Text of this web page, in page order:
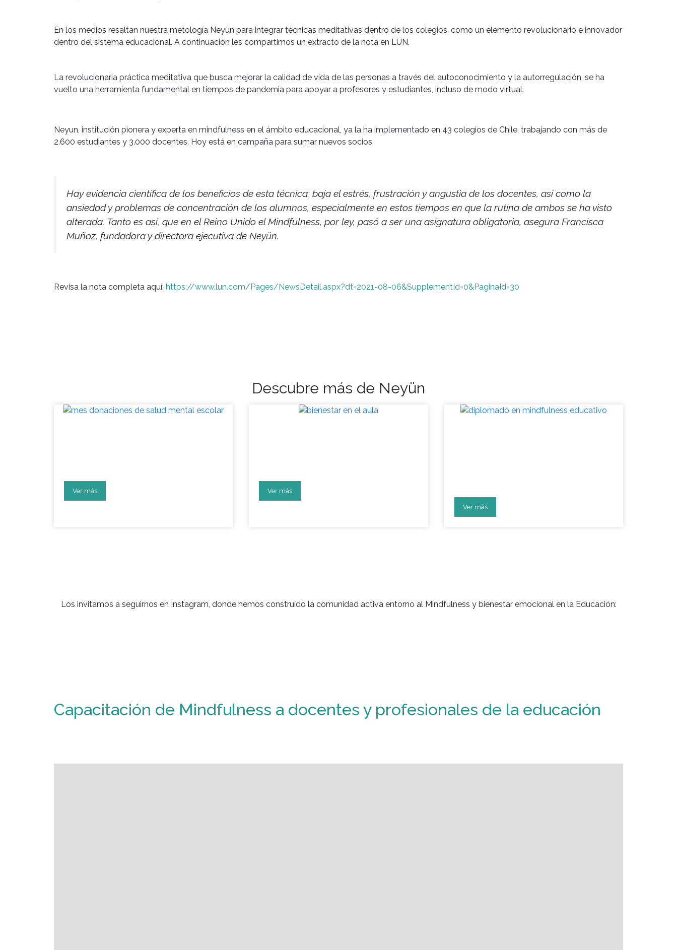
En los medios resaltan nuestra metología Neyün para integrar técnicas meditativas dentro de los colegios, como un elemento revolucionario e innovador
dentro del sistema educacional. A continuación les compartimos un extracto de la nota en LUN.
La revolucionaria práctica meditativa que busca mejorar la calidad de vida de las personas a través del autoconocimiento y la autorregulación, se ha
vuelto una herramienta fundamental en tiempos de pandemia para apoyar a profesores y estudiantes, incluso de modo virtual.
Neyun, institución pionera y experta en mindfulness en el ámbito educacional, ya la ha implementado en 43 colegios de Chile, trabajando con más de
2.600 estudiantes y 3.000 docentes. Hoy está en campaña para sumar nuevos socios.
Hay evidencia científica de los beneficios de esta técnica: baja el estrés, frustración y angustia de los docentes, así como la
ansiedad y problemas de concentración de los alumnos, especialmente en estos tiempos en que la rutina de ambos se ha visto
alterada. Tanto es así, que en el Reino Unido el Mindfulness, por ley, pasó a ser una asignatura obligatoria, asegura Francisca
Muñoz, fundadora y directora ejecutiva de Neyün.
Revisa la nota completa aquí: https://www.lun.com/Pages/NewsDetail.aspx?dt=2021-08-06&SupplementId=0&PaginaId=30
Descubre más de Neyün
Ver más Ver más
Ver más
Los invitamos a seguirnos en Instagram, donde hemos construído la comunidad activa entorno al Mindfulness y bienestar emocional en la Educación:
Capacitación de Mindfulness a docentes y profesionales de la educación